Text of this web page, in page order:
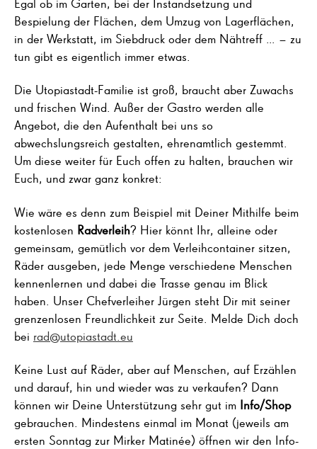
Bespielung der Flächen, dem Umzug von Lagerflächen,
in der Werkstatt, im Siebdruck oder dem Nähtreff … – zu
tun gibt es eigentlich immer etwas.
Die Utopiastadt-Familie ist groß, braucht aber Zuwachs
und frischen Wind. Außer der Gastro werden alle
Angebot, die den Aufenthalt bei uns so
abwechslungsreich gestalten, ehrenamtlich gestemmt.
Um diese weiter für Euch offen zu halten, brauchen wir
Euch, und zwar ganz konkret:
Wie wäre es denn zum Beispiel mit Deiner Mithilfe beim
kostenlosen Radverleih? Hier könnt Ihr, alleine oder
gemeinsam, gemütlich vor dem Verleihcontainer sitzen,
Räder ausgeben, jede Menge verschiedene Menschen
kennenlernen und dabei die Trasse genau im Blick
haben. Unser Chefverleiher Jürgen steht Dir mit seiner
grenzenlosen Freundlichkeit zur Seite. Melde Dich doch
bei rad@utopiastadt.eu
Keine Lust auf Räder, aber auf Menschen, auf Erzählen
und darauf, hin und wieder was zu verkaufen? Dann
können wir Deine Unterstützung sehr gut im Info/Shop
gebrauchen. Mindestens einmal im Monat (jeweils am
ersten Sonntag zur Mirker Matinée) öffnen wir den Info-